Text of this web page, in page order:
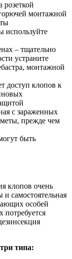
розеткой
монтажной
используйте
– тщательно
устраните
монтажной
доступ клопов к
с зараженных
прежде чем
быть
клопов очень
самостоятельная
особей
потребуется
типа: